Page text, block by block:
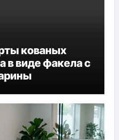
кованых
в виде факела с